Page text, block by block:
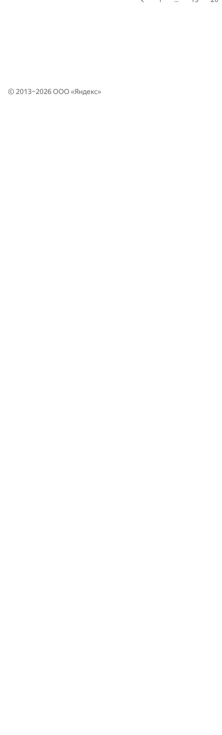
© 2013–2026 ООО «Яндекс»